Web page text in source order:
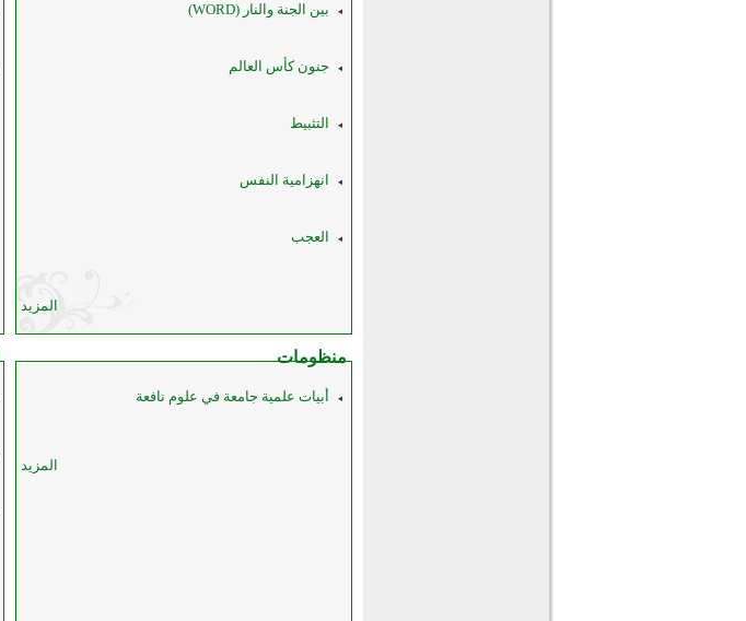
بين الجنة والنار (WORD)
جنون كأس العالم
التثبيط
انهزامية النفس
العجب
المزيد
منظومات
أبيات علمية جامعة في علوم نافعة
المزيد